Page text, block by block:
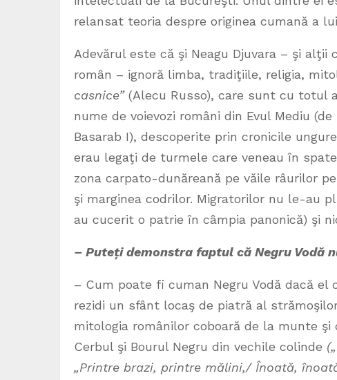
relansat teoria despre originea cumană a
Adevărul este că şi Neagu Djuvara – şi alţii
român – ignoră limba, tradiţiile, religia,
casnice”(Alecu Russo), care sunt cu totul
nume de voievozi români din Evul Mediu
Basarab I), descoperite prin cronicile
erau legaţi de turmele care veneau în
zona carpato-dunăreană pe văile râurilor
şi marginea codrilor. Migratorilor nu le-au
au cucerit o patrie în câmpia panonică) şi
– Puteți demonstra faptul că Negru Vodă
– Cum poate fi cuman Negru Vodă dacă el
rezidi un sfânt locaş de piatră al
mitologia românilor coboară de la munte şi
Cerbul şi Bourul Negru din vechile colinde
„Printre brazi, printre mălini,/ Înoată,